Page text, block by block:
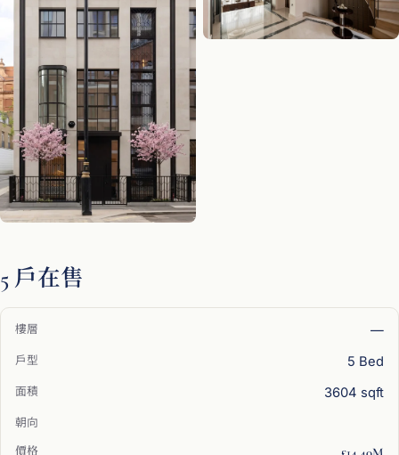
5 戶在售
—
5 Bed
3604 sqft